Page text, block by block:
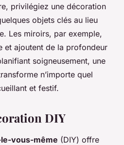
privilégiez une décoration
objets clés au lieu
Les miroirs, par exemple,
et ajoutent de la profondeur
soigneusement, une
n’importe quel
et festif.
DIY
vous-même (DIY) offre